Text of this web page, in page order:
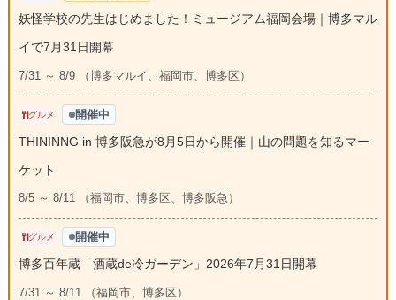
妖怪学校の先生はじめました！ミュージアム福岡会場｜博多マル
イで7月31日開幕
7/31 ～ 8/9 （博多マルイ、福岡市、博多区）
グルメ 開催中
THININNG in 博多阪急が8月5日から開催｜山の問題を知るマー
ケット
8/5 ～ 8/11 （福岡市、博多区、博多阪急）
グルメ 開催中
博多百年蔵「酒蔵de冷ガーデン」2026年7月31日開幕
7/31 ～ 8/11 （福岡市、博多区）